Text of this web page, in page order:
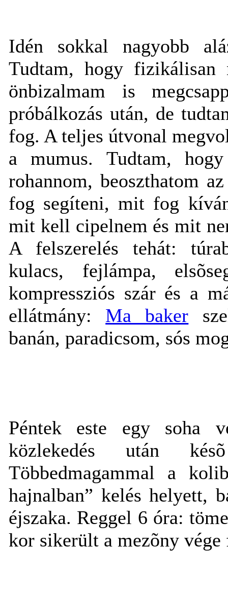
Idén sokkal nagyobb
Tudtam, hogy
önbizalmam is
próbálkozás után, de
fog. A teljes útvonal
a mumus. Tudtam,
rohannom, beoszthatom
fog segíteni, mit fog
mit kell cipelnem és mit
A felszerelés tehát:
kulacs, fejlámpa,
kompressziós szár és a
ellátmány: Ma baker
banán, paradicsom, sós
Péntek este egy soha
közlekedés után
Többedmagammal a
hajnalban” kelés helyett,
éjszaka. Reggel 6 óra:
kor sikerült a mezõny